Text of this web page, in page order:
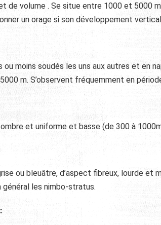
de volume . Se situe entre 1000 et 5000
un orage si son développement
ou moins soudés les uns aux autres et en
m. S’observent fréquemment en
et uniforme et basse (de 300 à
ou bleuâtre, d’aspect fibreux, lourde et
les nimbo-stratus.